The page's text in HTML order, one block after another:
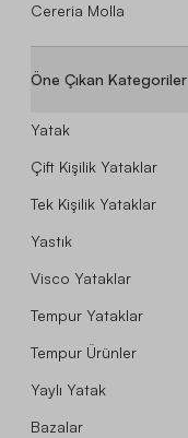
Cereria Molla
Öne Çıkan Kategoriler
Yatak
Çift Kişilik Yataklar
Tek Kişilik Yataklar
Yastık
Visco Yataklar
Tempur Yataklar
Tempur Ürünler
Yaylı Yatak
Bazalar